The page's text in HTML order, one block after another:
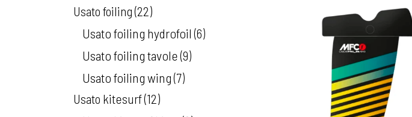
Usato foiling 22
Usato foiling hydrofoil 6
Usato foiling tavole 9
Usato foiling wing 7
Usato kitesurf 12